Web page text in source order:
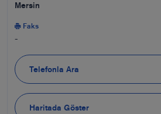
Mersin
Faks
-
Telefonla Ara
Haritada Göster